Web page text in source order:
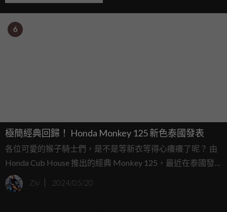
6
極簡經典回歸！ Honda Monkey 125 新色泰國發表
各位可愛的猴子騎士們，是不是等新衣等得心癢癢了呢？ 由
Honda Cub House 推出的經典 Monkey 125，最近在泰國發
表了 2024 年式的新塗裝，這次改款可是回歸了簡約的風格，
油箱與坐墊都捨棄了以往的格紋設計，採用了俐落的 Tuck
Ziv 2024/05/20